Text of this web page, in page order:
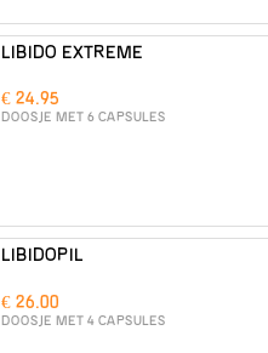
LIBIDO EXTREME
€ 24.95
DOOSJE MET 6 CAPSULES
LIBIDOPIL
€ 26.00
DOOSJE MET 4 CAPSULES